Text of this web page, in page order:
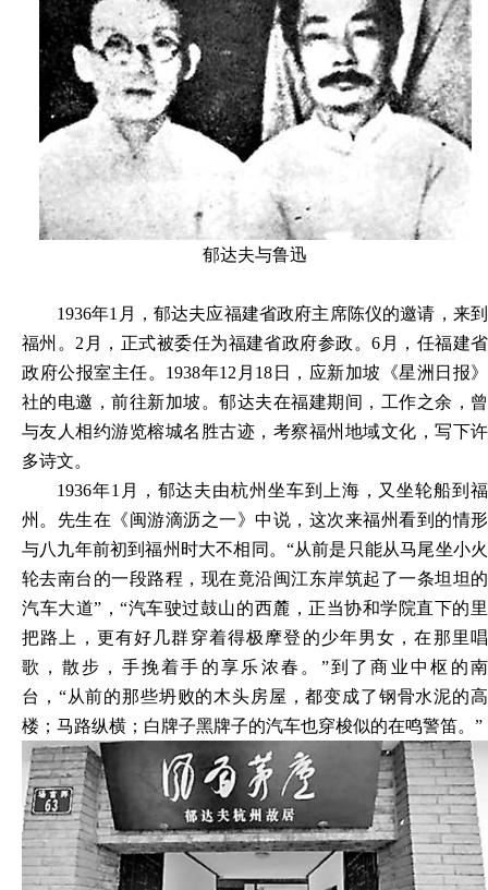
郁达夫与鲁迅
1936年1月，郁达夫应福建省政府主席陈仪的邀请，来到
福州。2月，正式被委任为福建省政府参政。6月，任福建省
政府公报室主任。1938年12月18日，应新加坡《星洲日报》
社的电邀，前往新加坡。郁达夫在福建期间，工作之余，曾
与友人相约游览榕城名胜古迹，考察福州地域文化，写下许
多诗文。
1936年1月，郁达夫由杭州坐车到上海，又坐轮船到福
州。先生在《闽游滴沥之一》中说，这次来福州看到的情形
与八九年前初到福州时大不相同。“从前是只能从马尾坐小火
轮去南台的一段路程，现在竟沿闽江东岸筑起了一条坦坦的
汽车大道”，“汽车驶过鼓山的西麓，正当协和学院直下的里
把路上，更有好几群穿着得极摩登的少年男女，在那里唱
歌，散步，手挽着手的享乐浓春。”到了商业中枢的南
台，“从前的那些坍败的木头房屋，都变成了钢骨水泥的高
楼；马路纵横；白牌子黑牌子的汽车也穿梭似的在鸣警笛。”